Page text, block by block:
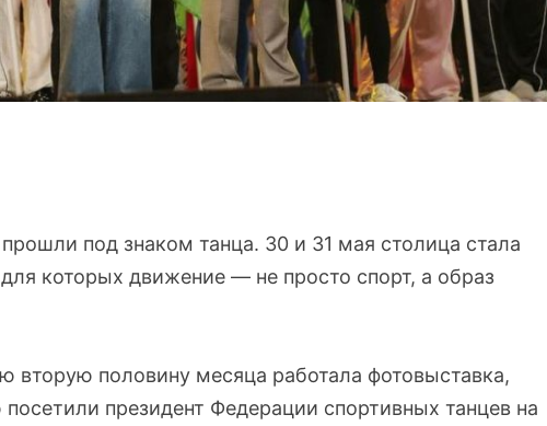
под знаком танца. 30 и 31 мая столица стала
которых движение — не просто спорт, а образ
вторую половину месяца работала фотовыставка,
президент Федерации спортивных танцев на